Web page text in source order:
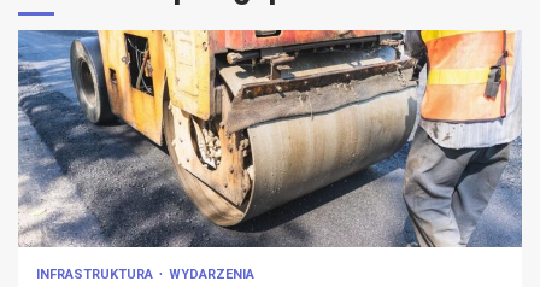
INFRASTRUKTURA WYDARZENIA